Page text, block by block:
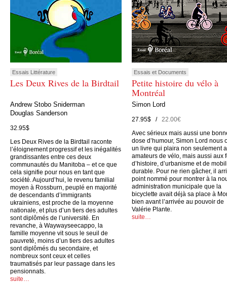
Essais Littérature
Les Deux Rives de la Birdtail
Andrew Stobo Sniderman
Douglas Sanderson
32.95$
Les Deux Rives de la Birdtail raconte
l’éloignement progressif et les inégalités
grandissantes entre ces deux
communautés du Manitoba – et ce que
cela signifie pour nous en tant que
société. Aujourd’hui, le revenu familial
moyen à Rossburn, peuplé en majorité
de descendants d’immigrants
ukrainiens, est proche de la moyenne
nationale, et plus d’un tiers des adultes
sont diplômés de l’université. En
revanche, à Waywayseecappo, la
famille moyenne vit sous le seuil de
pauvreté, moins d’un tiers des adultes
sont diplômés du secondaire, et
nombreux sont ceux et celles
traumatisés par leur passage dans les
pensionnats.
suite…
Essais et Documents
Petite histoire du vélo à
Montréal
Simon Lord
27.95$ /22.00€
Avec sérieux mais aussi une
dose d’humour, Simon Lord nous
un livre qui plaira non seulement
amateurs de vélo, mais aussi aux
d’histoire, d’urbanisme et de
durable. Pour ne rien gâcher, il
point nommé pour montrer à la
administration municipale que la
bicyclette avait déjà sa place à
bien avant l’arrivée au pouvoir de
Valérie Plante.
suite…